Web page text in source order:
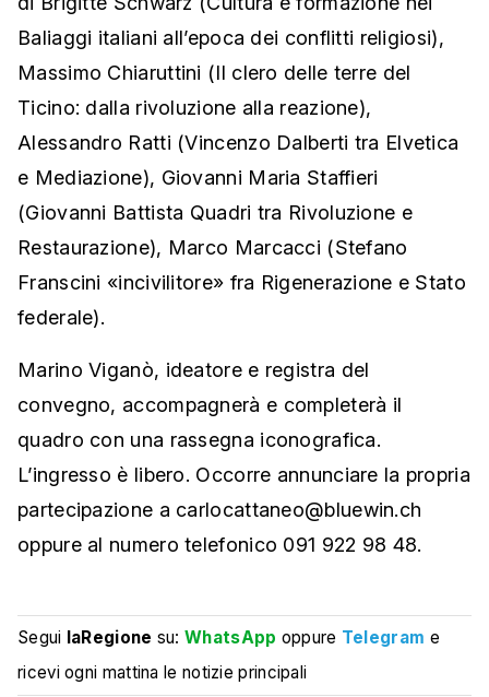
Baliaggi italiani all’epoca dei conflitti religiosi),
Massimo Chiaruttini (Il clero delle terre del
Ticino: dalla rivoluzione alla reazione),
Alessandro Ratti (Vincenzo Dalberti tra Elvetica
e Mediazione), Giovanni Maria Staffieri
(Giovanni Battista Quadri tra Rivoluzione e
Restaurazione), Marco Marcacci (Stefano
Franscini «incivilitore» fra Rigenerazione e Stato
federale).
Marino Viganò, ideatore e registra del
convegno, accompagnerà e completerà il
quadro con una rassegna iconografica.
L’ingresso è libero. Occorre annunciare la propria
partecipazione a carlocattaneo@bluewin.ch
oppure al numero telefonico 091 922 98 48.
Segui laRegione su:WhatsApp oppure Telegram e
ricevi ogni mattina le notizie principali